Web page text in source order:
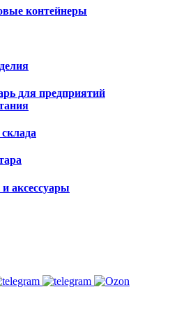
контейнеры
для предприятий
аксессуары